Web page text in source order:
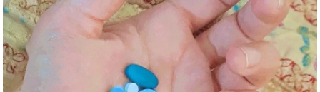
क्नॉ
लॉ
जी
ब्यू
टी